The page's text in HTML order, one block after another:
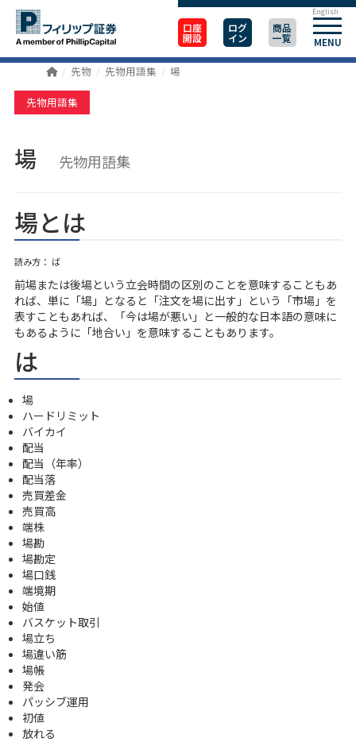
口座
開設
ログ
イン
商品
一覧 MENU
English
先物 先物用語集 場
先物用語集
場 先物用語集
場とは
読み方： ば
前場または後場という立会時間の区別のことを意味することもあ
れば、単に「場」となると「注文を場に出す」という「市場」を
表すこともあれば、「今は場が悪い」と一般的な日本語の意味に
もあるように「地合い」を意味することもあります。
は
場
ハードリミット
バイカイ
配当
配当（年率）
配当落
売買差金
売買高
端株
場勘
場勘定
場口銭
端境期
始値
バスケット取引
場立ち
場違い筋
場帳
発会
パッシブ運用
初値
放れる